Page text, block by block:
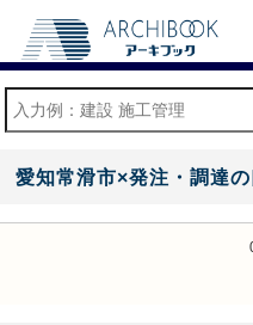
愛知常滑市×発注・調達